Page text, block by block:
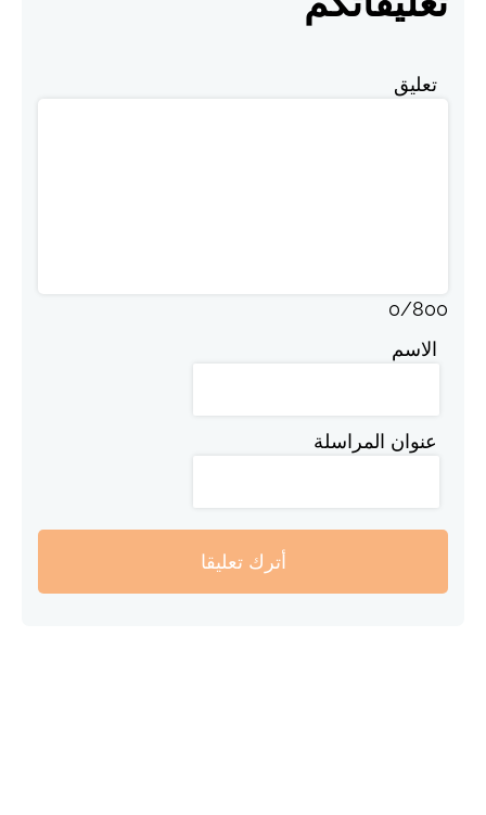
تعليق
0/800
الاسم
عنوان المراسلة
أترك تعليقا